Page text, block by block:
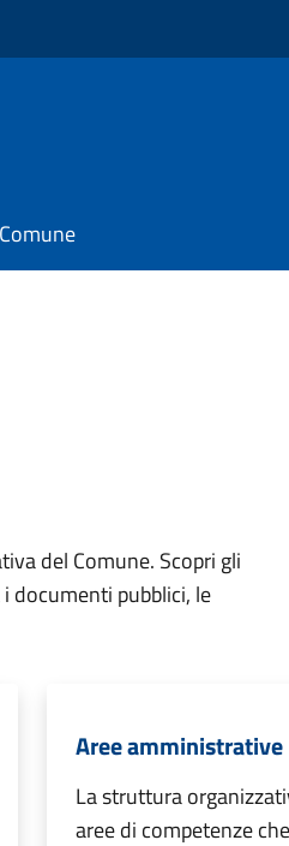
del Comune. Scopri gli
documenti pubblici, le
Aree amministrative
La struttura
aree di competenze